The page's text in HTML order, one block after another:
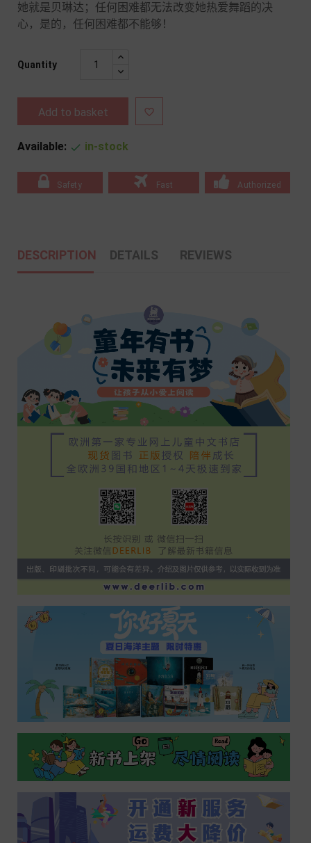
她就是贝琳达；任何困难都无法改变她热爱舞蹈的决
心，是的，任何困难都不能够！
Quantity
Add to basket 
Available:  in-stock
Safety Fast Authorized
DESCRIPTION DETAILS REVIEWS